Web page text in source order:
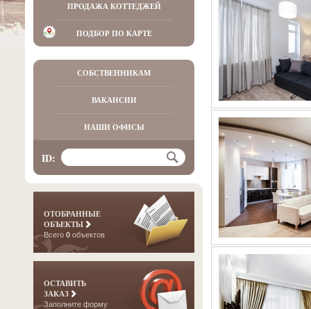
ПРОДАЖА КОТТЕДЖЕЙ
ПОДБОР ПО КАРТЕ
СОБСТВЕННИКАМ
ВАКАНСИИ
НАШИ ОФИСЫ
ID:
ОТОБРАННЫЕ
ОБЪЕКТЫ
Всего 0 объектов
ОСТАВИТЬ
ЗАКАЗ
Заполните форму